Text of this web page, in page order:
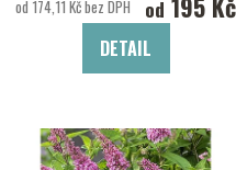
od 174,11 Kč bez DPH od
DETAIL